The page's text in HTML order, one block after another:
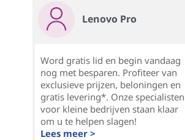
Lenovo Pro
Word gratis lid en begin vandaag
nog met besparen. Profiteer van
exclusieve prijzen, beloningen en
gratis levering*. Onze specialisten
voor kleine bedrijven staan klaar
om u te helpen slagen!
Lees meer >